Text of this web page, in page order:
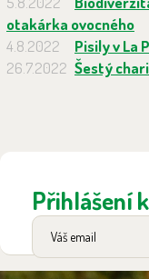
otakárka ovocného
4.8.2022
Pisily v La
26.7.2022 Šestý
Přihlášení